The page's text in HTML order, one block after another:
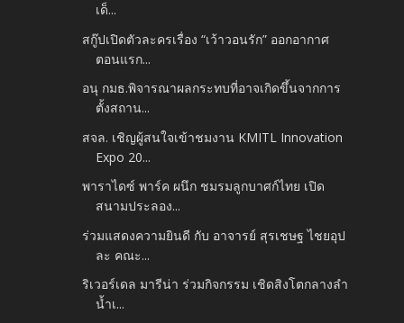
เด็...
สกู๊ปเปิดตัวละครเรื่อง “เว้าวอนรัก” ออกอากาศ
ตอนแรก...
อนุ กมธ.พิจารณาผลกระทบที่อาจเกิดขึ้นจากการ
ตั้งสถาน...
สจล. เชิญผู้สนใจเข้าชมงาน KMITL Innovation
Expo 20...
พาราไดซ์ พาร์ค ผนึก ชมรมลูกบาศก์ไทย เปิด
สนามประลอง...
ร่วมแสดงความยินดี กับ อาจารย์ สุรเชษฐ ไชยอุป
ละ คณะ...
ริเวอร์เดล มารีน่า ร่วมกิจกรรม เชิดสิงโตกลางลำ
น้ำเ...